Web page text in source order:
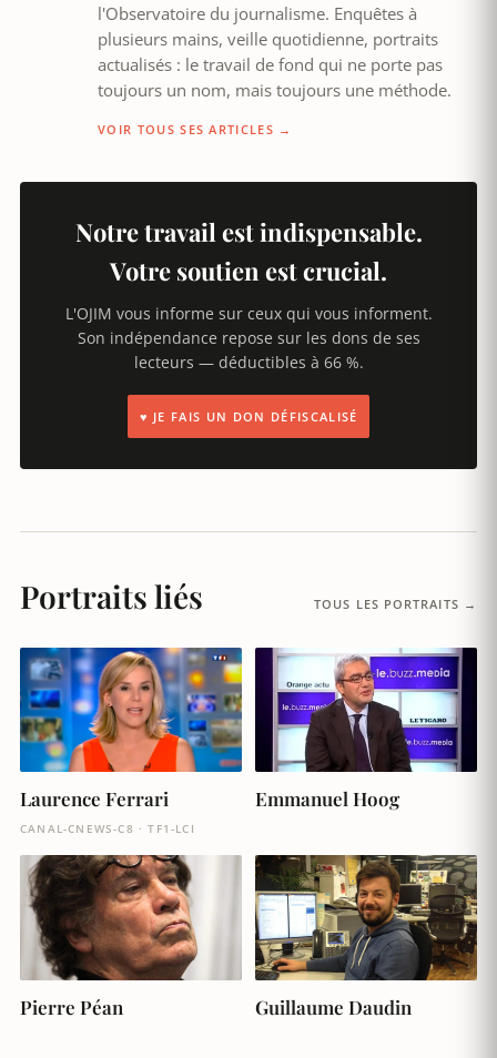
l'Observatoire du journalisme. Enquêtes à
plusieurs mains, veille quotidienne, portraits
actualisés : le travail de fond qui ne porte pas
toujours un nom, mais toujours une méthode.
VOIR TOUS SES ARTICLES →
Notre travail est indispensable.
Votre soutien est crucial.
L'OJIM vous informe sur ceux qui vous informent.
Son indépendance repose sur les dons de ses
lecteurs — déductibles à 66 %.
♥ JE FAIS UN DON DÉFISCALISÉ
Portraits liés TOUS LES PORTRAITS →
Laurence Ferrari
CANAL-CNEWS-C8 · TF1-LCI
Emmanuel Hoog
Pierre Péan Guillaume Daudin